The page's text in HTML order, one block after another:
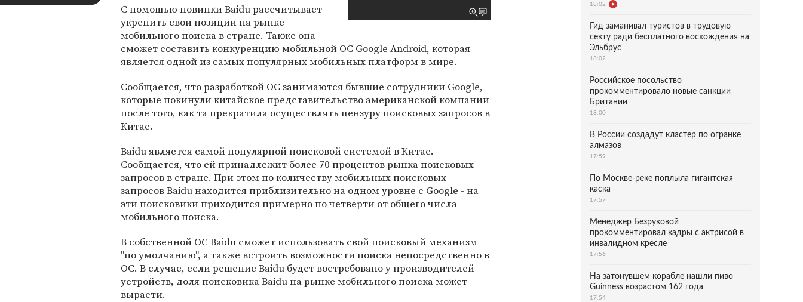
C помощью новинки Baidu рассчитывает
укрепить свои позиции на рынке
мобильного поиска в стране. Также она
сможет составить конкуренцию мобильной ОС Google Android, которая
является одной из самых популярных мобильных платформ в мире.
Сообщается, что разработкой ОС занимаются бывшие сотрудники Google,
которые покинули китайское представительство американской компании
после того, как та прекратила осуществлять цензуру поисковых запросов в
Китае.
Baidu является самой популярной поисковой системой в Китае.
Сообщается, что ей принадлежит более 70 процентов рынка поисковых
запросов в стране. При этом по количеству мобильных поисковых
запросов Baidu находится приблизительно на одном уровне с Google - на
эти поисковики приходится примерно по четверти от общего числа
мобильного поиска.
В собственной ОС Baidu сможет использовать свой поисковый механизм
"по умолчанию", а также встроить возможности поиска непосредственно в
ОС. В случае, если решение Baidu будет востребовано у производителей
устройств, доля поисковика Baidu на рынке мобильного поиска может
вырасти.
18:02
Гид заманивал туристов в трудовую
секту ради бесплатного восхождения на
Эльбрус
18:02
Российское посольство
прокомментировало новые санкции
Британии
18:00
В России создадут кластер по огранке
алмазов
17:59
По Москве-реке поплыла гигантская
каска
17:57
Менеджер Безруковой
прокомментировал кадры с актрисой в
инвалидном кресле
17:56
На затонувшем корабле нашли пиво
Guinness возрастом 162 года
17:54